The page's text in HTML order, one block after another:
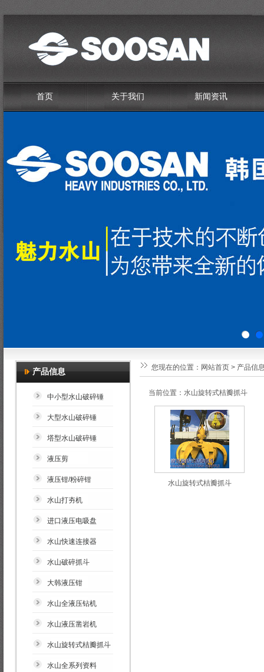
首页 关于我们 新闻资讯
产品信息
中小型水山破碎锤
大型水山破碎锤
塔型水山破碎锤
液压剪
液压钳/粉碎钳
水山打夯机
进口液压电吸盘
水山快速连接器
水山破碎抓斗
大韩液压钳
水山全液压钻机
水山液压凿岩机
水山旋转式桔瓣抓斗
水山全系列资料
您现在的位置： 网站首页 > 产品信
当前位置：水山旋转式桔瓣抓斗
水山旋转式桔瓣抓斗